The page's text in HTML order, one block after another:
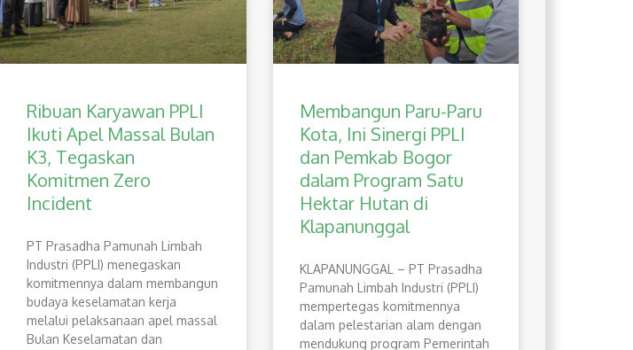
Ribuan Karyawan PPLI
Ikuti Apel Massal Bulan
K3, Tegaskan
Komitmen Zero
Incident
PT Prasadha Pamunah Limbah
Industri (PPLI) menegaskan
komitmennya dalam membangun
budaya keselamatan kerja
melalui pelaksanaan apel massal
Bulan Keselamatan dan
Membangun Paru-Paru
Kota, Ini Sinergi PPLI
dan Pemkab Bogor
dalam Program Satu
Hektar Hutan di
Klapanunggal
​KLAPANUNGGAL – PT Prasadha
Pamunah Limbah Industri (PPLI)
mempertegas komitmennya
dalam pelestarian alam dengan
mendukung program Pemerintah